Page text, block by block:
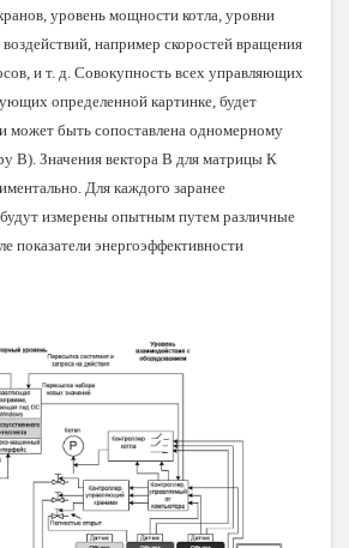
уровень мощности котла, уровни
например скоростей вращения
и т. д. Совокупность всех управляющих
определенной картинке, будет
может быть сопоставлена одномерному
В). Значения вектора В для матрицы К
Для каждого заранее
измерены опытным путем различные
показатели энергоэффективности